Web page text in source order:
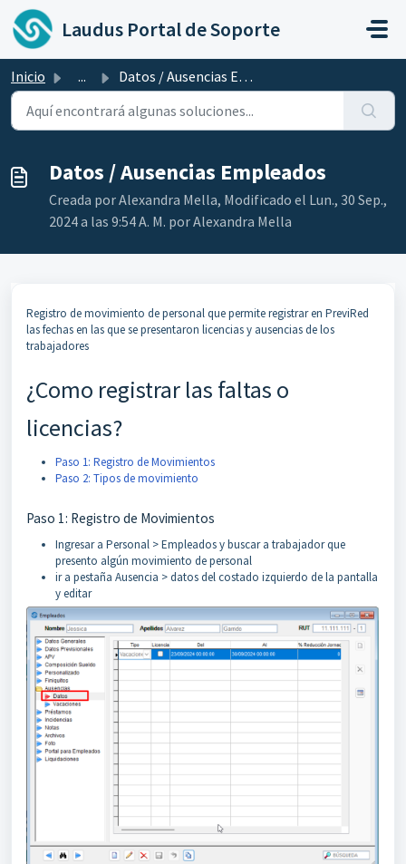
Ir al contenido principal
Laudus Portal de Soporte
Inicio ... Datos / Ausencias Empleados
Datos / Ausencias Empleados
Creada por Alexandra Mella, Modificado el Lun., 30 Sep.,
2024 a las 9:54 A. M. por Alexandra Mella
Registro de movimiento de personal que permite registrar en PreviRed
las fechas en las que se presentaron licencias y ausencias de los
trabajadores
¿Como registrar las faltas o
licencias?
Paso 1: Registro de Movimientos
Paso 2: Tipos de movimiento
Paso 1: Registro de Movimientos
Ingresar a Personal > Empleados y buscar a trabajador que
presento algún movimiento de personal
ir a pestaña Ausencia > datos del costado izquierdo de la pantalla
y editar